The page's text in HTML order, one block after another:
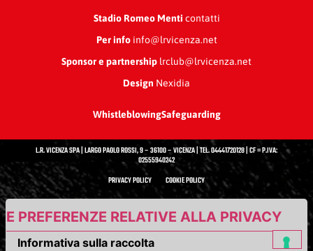
Stadio Romeo Menti contatti
Per infoinfo@lrvicenza.net
Sponsor e partnership lrclub@lrvicenza.net
Design Nexidia
WhistleblowingSafeguarding
L.R. VICENZA SPA | LARGO PAOLO ROSSI, 9 – 36100 – VICENZA | TEL. 04441720128 | CF = P.IVA:
02555940242
PRIVACY POLICY
COOKIE POLICY
Informativa sulla raccolta
PREFERENZE RELATIVE ALLA PRIVACY